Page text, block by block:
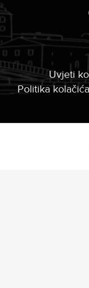
Uvjeti
Politika kolačića